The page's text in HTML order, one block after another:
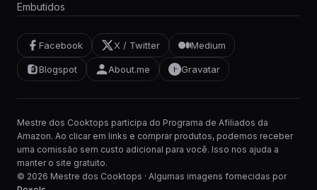
Embutidos
Facebook X / Twitter Medium
Blogspot About.me Gravatar
Mestre dos Cooktops participa do Programa de Afiliados da
Amazon. Ao clicar em links e comprar produtos, podemos receber
uma comissão sem custo adicional para você. Isso nos ajuda a
manter o site gratuito.
© 2026 Mestre dos Cooktops · Algumas imagens fornecidas por